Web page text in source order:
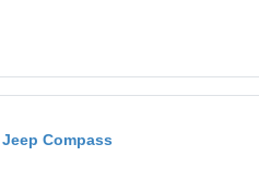
Jeep Compass